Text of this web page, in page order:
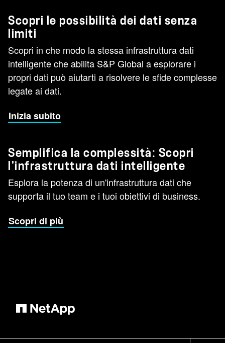
Scopri le possibilità dei dati senza
limiti
Scopri in che modo la stessa infrastruttura dati
intelligente che abilita S&P Global a esplorare i
propri dati può aiutarti a risolvere le sfide complesse
legate ai dati.
Inizia subito
Semplifica la complessità: Scopri
l'infrastruttura dati intelligente
Esplora la potenza di un'infrastruttura dati che
supporta il tuo team e i tuoi obiettivi di business.
Scopri di più